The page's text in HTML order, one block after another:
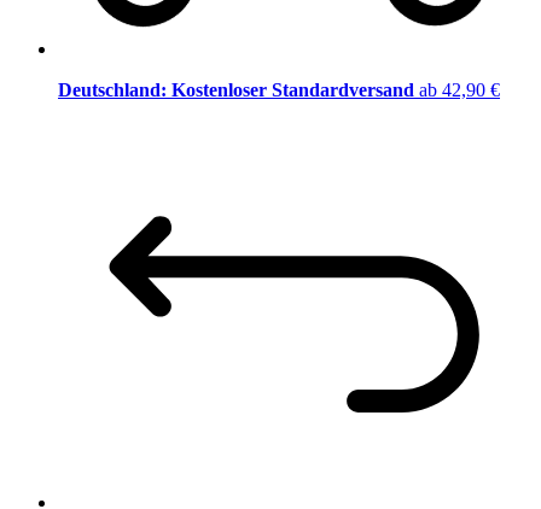
Deutschland: Kostenloser Standardversand ab 42,90 €